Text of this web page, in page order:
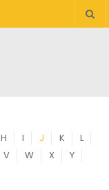
H I J K
L
V W X
Y